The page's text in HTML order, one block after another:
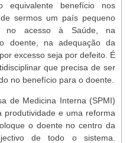
benefício nos
sermos um país pequeno
no acesso à Saúde, na
doente, na adequação da
excesso seja por defeito. É
que precisa de ser
no benefício para o doente.
de Medicina Interna (SPMI)
e uma reforma
o doente no centro da
de todo o sistema.